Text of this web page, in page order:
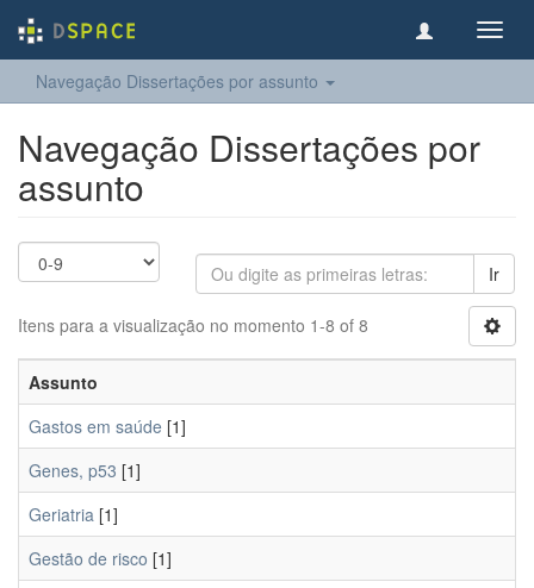
Navegação Dissertações por assunto
Navegação Dissertações por
assunto
Ir
Itens para a visualização no momento 1-8 of 8
Assunto
Gastos em saúde [1]
Genes, p53 [1]
Geriatria [1]
Gestão de risco [1]